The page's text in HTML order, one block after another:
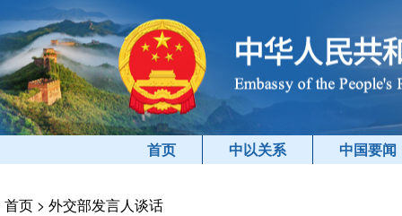
首页 中以关系 中国要闻
首页 > 外交部发言人谈话